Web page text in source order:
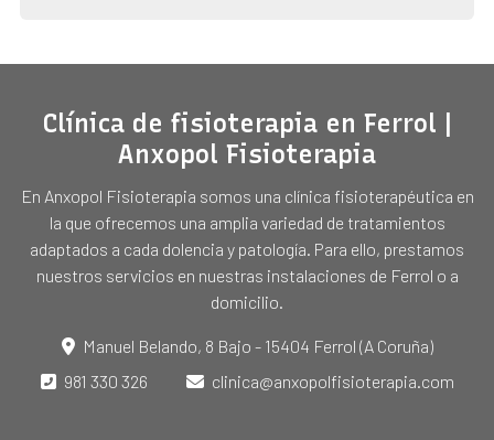
Clínica de fisioterapia en Ferrol |
Anxopol Fisioterapia
En Anxopol Fisioterapia somos una clínica fisioterapéutica en
la que ofrecemos una amplia variedad de tratamientos
adaptados a cada dolencia y patología. Para ello, prestamos
nuestros servicios en nuestras instalaciones de Ferrol o a
domicilio.
Manuel Belando, 8 Bajo - 15404 Ferrol (A Coruña)
981 330 326
clinica@anxopolfisioterapia.com